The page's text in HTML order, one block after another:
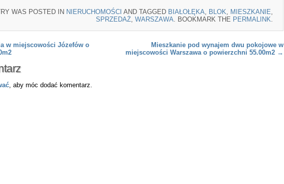
WAS POSTED IN NIERUCHOMOŚCI AND TAGGED BIAŁOŁĘKA BLOK MIESZKANIE
SPRZEDAŻ WARSZAWA . BOOKMARK THE PERMALINK
w miejscowości Józefów o
Mieszkanie pod wynajem dwu pokojowe w
miejscowości Warszawa o powierzchni 55.00m2 →
, aby móc dodać komentarz.